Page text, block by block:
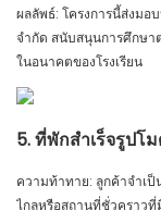
ผลลัพธ์: โครงการนี้ส่งมอ
จำกัด สนับสนุนการศึกษา
ในอนาคตของโรงเรียน
5. ที่พักสำเร็จรูปโ
ความท้าทาย: ลูกค้าจำเ
ไกลหรือสถานที่ชั่วคราว